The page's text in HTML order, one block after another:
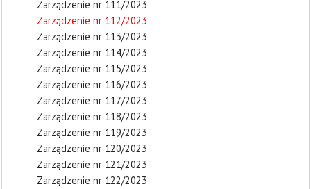
Zarządzenie nr 111/2023
Zarządzenie nr 112/2023
Zarządzenie nr 113/2023
Zarządzenie nr 114/2023
Zarządzenie nr 115/2023
Zarządzenie nr 116/2023
Zarządzenie nr 117/2023
Zarządzenie nr 118/2023
Zarządzenie nr 119/2023
Zarządzenie nr 120/2023
Zarządzenie nr 121/2023
Zarządzenie nr 122/2023